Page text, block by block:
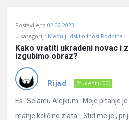
Učene
Latest
Pitanja
Postavljeno 02.02.2023
u kategoriji: Međuljudski odnosi Rodbina
Kako vratiti ukradeni novac i
izgubimo obraz?
Rijad Student (400)
Es- Selamu Alejkum.. Moje pitanje
manje količine zlata… Stid me je ,